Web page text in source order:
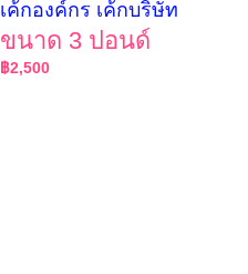
เค้กองค์กร เค้กบริษัท
ขนาด 3 ปอนด์
฿2,500